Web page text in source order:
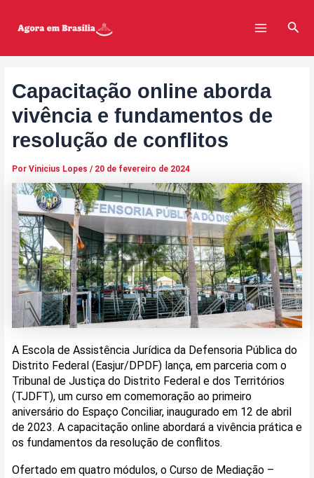
Menu
Capacitação online aborda
vivência e fundamentos de
resolução de conflitos
Por Vinicius Lopes / 20 de fevereiro de 2024
A Escola de Assistência Jurídica da Defensoria Pública do
Distrito Federal (Easjur/DPDF) lança, em parceria com o
Tribunal de Justiça do Distrito Federal e dos Territórios
(TJDFT), um curso em comemoração ao primeiro
aniversário do Espaço Conciliar, inaugurado em 12 de abril
de 2023. A capacitação online abordará a vivência prática e
os fundamentos da resolução de conflitos.
Ofertado em quatro módulos, o Curso de Mediação –